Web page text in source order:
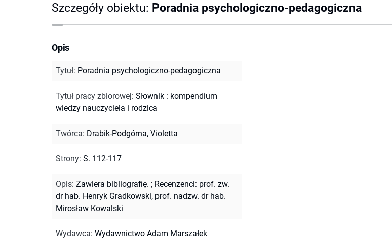
Szczegóły obiektu: Poradnia psychologiczno-pedagogiczna
Opis
Tytuł: Poradnia psychologiczno-pedagogiczna
Tytuł pracy zbiorowej: Słownik : kompendium
wiedzy nauczyciela i rodzica
Twórca: Drabik-Podgórna, Violetta
Strony: S. 112-117
Opis: Zawiera bibliografię. ; Recenzenci: prof. zw.
dr hab. Henryk Gradkowski, prof. nadzw. dr hab.
Mirosław Kowalski
Wydawca: Wydawnictwo Adam Marszałek